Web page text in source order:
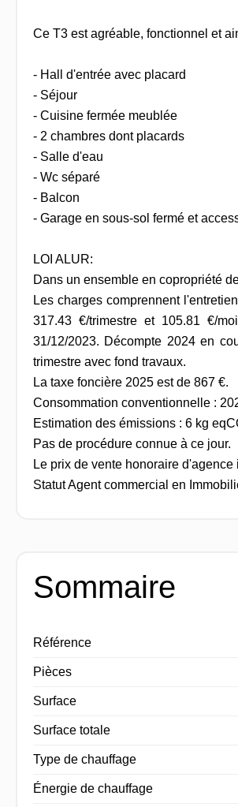
Ce T3 est agréable, fonctionnel et
- Hall d'entrée avec placard
- Séjour
- Cuisine fermée meublée
- 2 chambres dont placards
- Salle d'eau
- Wc séparé
- Balcon
- Garage en sous-sol fermé et
LOI ALUR:
Dans un ensemble en copropriété
Les charges comprennent
317.43 €/trimestre et 105.81 €/
31/12/2023. Décompte 2024 en
trimestre avec fond travaux.
La taxe foncière 2025 est de 867 €.
Consommation conventionnelle :
Estimation des émissions : 6 kg
Pas de procédure connue à ce jour.
Le prix de vente honoraire
Statut Agent commercial en
Sommaire
Référence
Pièces
Surface
Surface totale
Type de chauffage
Énergie de chauffage